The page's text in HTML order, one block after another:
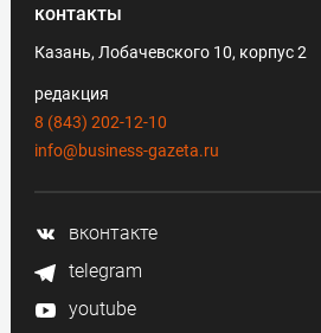
контакты
Казань, Лобачевского 10, корпус 2
редакция
8 (843) 202-12-10
info@business-gazeta.ru
вконтакте
telegram
youtube